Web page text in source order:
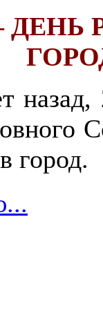
ДЕНЬ
город.